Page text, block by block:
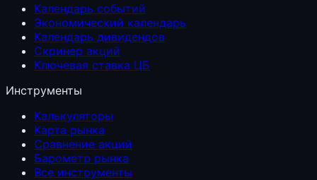
Календарь событий
Экономический календарь
Календарь дивидендов
Скринер акций
Ключевая ставка ЦБ
Инструменты
Калькуляторы
Карта рынка
Сравнение акций
Барометр рынка
Все инструменты